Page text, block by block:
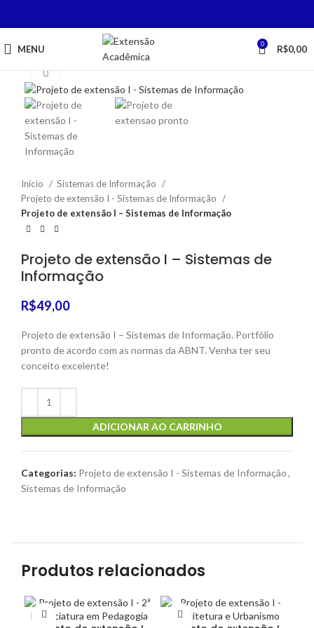
MENU 0 R$0,00
Click to enlarge
Início
Sistemas de Informação
Projeto de extensão I - Sistemas de Informação
Projeto de extensão I – Sistemas de Informação
Projeto de extensão I – Sistemas de
Informação
R$49,00
Projeto de extensão I – Sistemas de Informação. Portfólio
pronto de acordo com as normas da ABNT. Venha ter seu
conceito excelente!
ADICIONAR AO CARRINHO
Categorias: Projeto de extensão I - Sistemas de Informação,
Sistemas de Informação
Produtos relacionados